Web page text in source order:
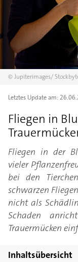
©Jupiterimages/
Letztes Update am:
Fliegen in
Fliegen in der
vieler
bei den
schwarzen
nicht als
Schaden
Trauermücken
Inhaltsübersicht